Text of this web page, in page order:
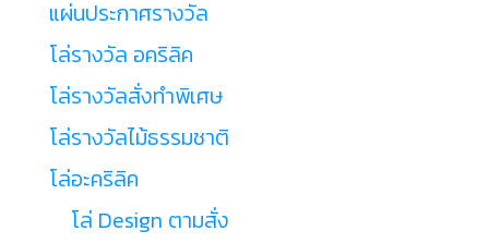
แผ่นประกาศรางวัล
โล่รางวัล อคริลิค
โล่รางวัลสั่งทำพิเศษ
โล่รางวัลไม้ธรรมชาติ
โล่อะคริลิค
โล่ Design ตามสั่ง